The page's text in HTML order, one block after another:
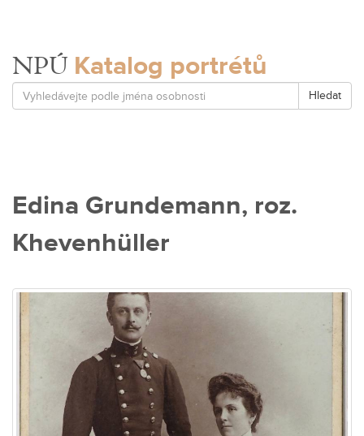
NPÚ Katalog portrétů
Hledat
Edina Grundemann, roz.
Khevenhüller